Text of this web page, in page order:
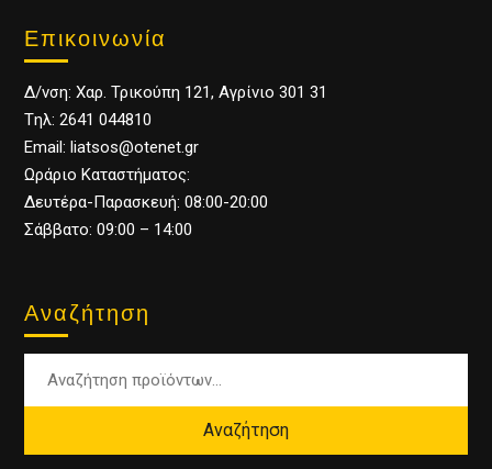
Επικοινωνία
Δ/νση: Χαρ. Τρικούπη 121, Αγρίνιο 301 31
Tηλ: 2641 044810
Email: liatsos@otenet.gr
Ωράριο Καταστήματος:
Δευτέρα-Παρασκευή: 08:00-20:00
Σάββατο: 09:00 – 14:00
Αναζήτηση
Αναζήτηση